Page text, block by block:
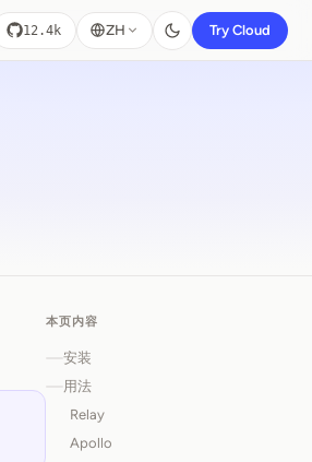
12.4k ZH Try Cloud
本页内容
安装
用法
Relay
Apollo